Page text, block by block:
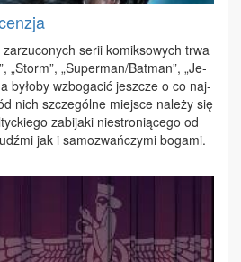
se­rii ko­mik­so­wych trwa
„Storm”, „Su­per­man/Bat­man”, „Je­
by­ło­by wzbo­ga­cić jesz­cze o co naj­
nich szcze­gól­ne miej­sce na­le­ży się
za­bi­ja­ki nie­stro­nią­ce­go od
jak i sa­mo­zwań­czy­mi bo­ga­mi.